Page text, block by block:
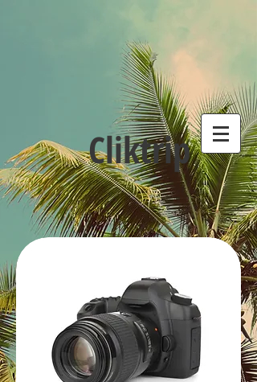
Cliktrip